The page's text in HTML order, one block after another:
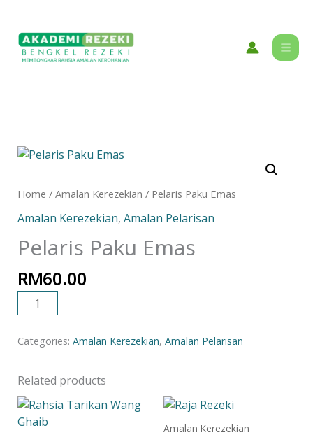
content
Home / Amalan Kerezekian / Pelaris Paku Emas
Amalan Kerezekian, Amalan Pelarisan
Pelaris Paku Emas
RM60.00
Pelaris
Emas
Categories: Amalan Kerezekian, Amalan Pelarisan
Related products
Amalan Kerezekian